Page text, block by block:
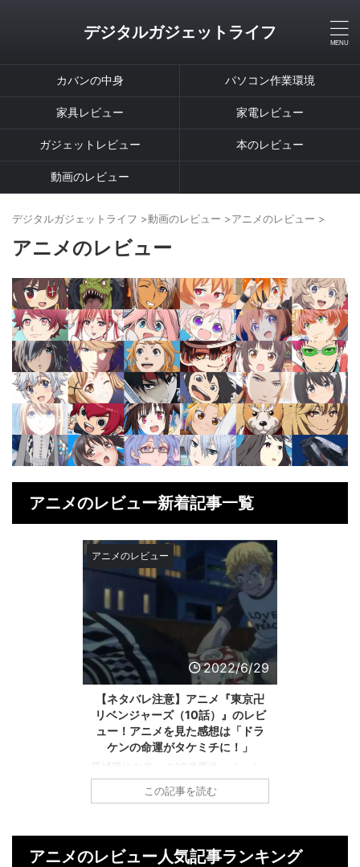
デジタルガジェットライフ
カバンの中身 パソコン作業環境
家具レビュー 家電レビュー
ガジェットレビュー 本のレビュー
動画のレビュー
デジタルガジェットライフ >動画のレビュー >アニメのレビュー >
アニメのレビュー
アニメのレビュー新着記事一覧
アニメのレビュー
2022/6/29
【ネタバレ注意】アニメ『東京卍
リベンジャーズ（10話）』のレビ
ュー！アニメを見た感想は「ドラ
ケンの命運がタケミチに！」
茨城県にお住いの29歳男性（メーカ
ー系：会社員）が2022年4月頃に
「Abema」で見たアニメ『東京卍リ
りますので、『東京卍リベンジャーズ
この記事を読む
アニメのレビュー人気記事ランキング